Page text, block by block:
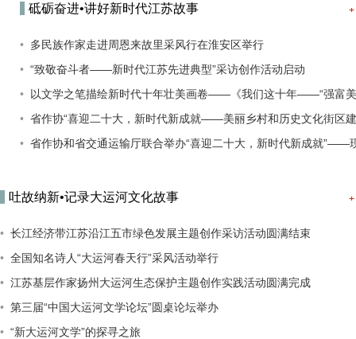
砥砺奋进•讲好新时代江苏故事
多民族作家走进周恩来故里采风行在淮安区举行
“致敬奋斗者——新时代江苏先进典型”采访创作活动启动
以文学之笔描绘新时代十年壮美画卷——《我们这十年——“强富美高”新江苏建设故事》主题创作成果首发座谈
省作协“喜迎二十大，新时代新成就——美丽乡村和历史文化街区建设故事”主题创作实践活动在镇江、扬州、
省作协和省交通运输厅联合举办“喜迎二十大，新时代新成就”——现代综合交通运输体系建设故事主题创
吐故纳新•记录大运河文化故事
长江经济带江苏沿江五市绿色发展主题创作采访活动圆满结束
全国知名诗人“大运河春天行”采风活动举行
江苏基层作家扬州大运河生态保护主题创作实践活动圆满完成
第三届“中国大运河文学论坛”圆桌论坛举办
“新大运河文学”的探寻之旅